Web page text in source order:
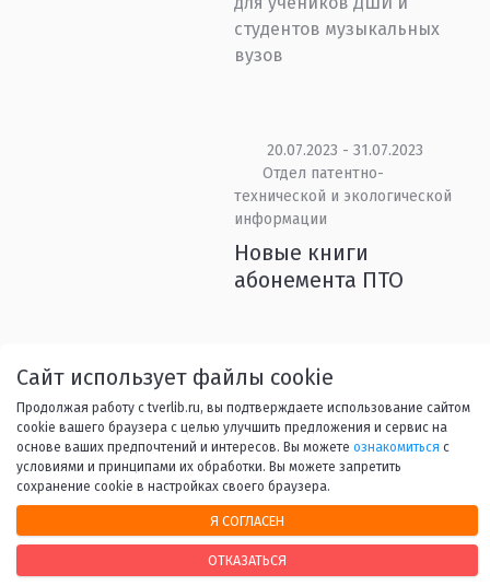
студентов музыкальных
вузов
20.07.2023 - 31.07.2023
Отдел патентно-
технической и экологической
информации
Новые книги
абонемента ПТО
Назад ...
20 21 ... 45 Вперед
Сайт использует файлы cookie
Продолжая работу с tverlib.ru, вы подтверждаете использование сайтом
cookie вашего браузера с целью улучшить предложения и сервис на
основе ваших предпочтений и интересов. Вы можете ознакомиться с
условиями и принципами их обработки. Вы можете запретить
сохранение cookie в настройках своего браузера.
Я СОГЛАСЕН
ОТКАЗАТЬСЯ